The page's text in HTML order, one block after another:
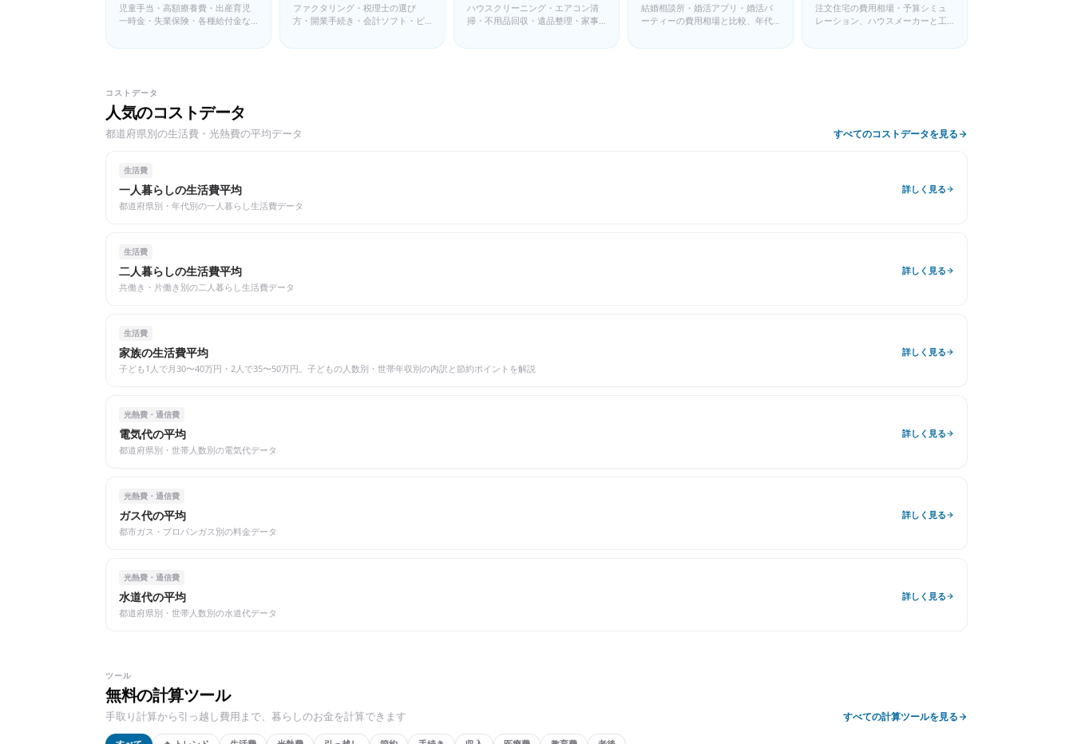
児童手当・高額療養費・出産育児
一時金・失業保険・各種給付金な
制度の条件と手続きガイド
ファクタリング・税理士の選び
方・開業手続き・会計ソフト・ビ
ボイス・バーチャルオフィスな
ハウスクリーニング・エアコン清
掃・不用品回収・遺品整理・家事
える生活サービスの料金相場と業
結婚相談所・婚活アプリ・婚活パ
ーティーの費用相場と比較、年代
ュレーションガイド
注文住宅の費用相場・予算シミュ
レーション、ハウスメーカーと工
方、見積もり比較や平屋の費用ガ
コストデータ
人気のコストデータ
都道府県別の生活費・光熱費の平均データ すべてのコストデータを見る
生活費
一人暮らしの生活費平均
都道府県別・年代別の一人暮らし生活費データ
詳しく見る
生活費
二人暮らしの生活費平均
共働き・片働き別の二人暮らし生活費データ
詳しく見る
生活費
家族の生活費平均
子ども1人で月30〜40万円・2人で35〜50万円。子どもの人数別・世帯年収別の内訳と節約ポイントを解説
詳しく見る
光熱費・通信費
電気代の平均
都道府県別・世帯人数別の電気代データ
詳しく見る
光熱費・通信費
ガス代の平均
都市ガス・プロパンガス別の料金データ
詳しく見る
光熱費・通信費
水道代の平均
都道府県別・世帯人数別の水道代データ
詳しく見る
ツール
無料の計算ツール
手取り計算から引っ越し費用まで、暮らしのお金を計算できます すべての計算ツールを見る